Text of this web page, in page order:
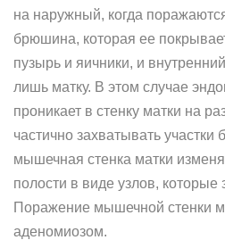
на наружный, когда
брюшина, которая ее
пузырь и яичники, и
лишь матку. В этом случае
проникает в стенку матки на
частично захватывать
мышечная стенка матки
полости в виде узлов,
Поражение мышечной стенки
аденомиозом.